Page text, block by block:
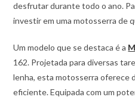
desfrutar durante todo o ano.
investir em uma motosserra de
Um modelo que se destaca é a
162. Projetada para diversas
lenha, esta motosserra oferece
eficiente. Equipada com um